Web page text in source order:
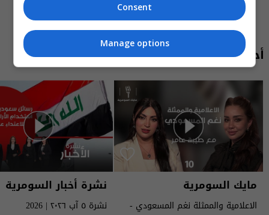
أحدث الحلقات
مايك السومرية
الاعلامية والممثلة نغم المسعودي -
نشرة أخبار السومرية
نشرة ٥ آب ٢٠٢٦ | 2026
Consent
Manage options